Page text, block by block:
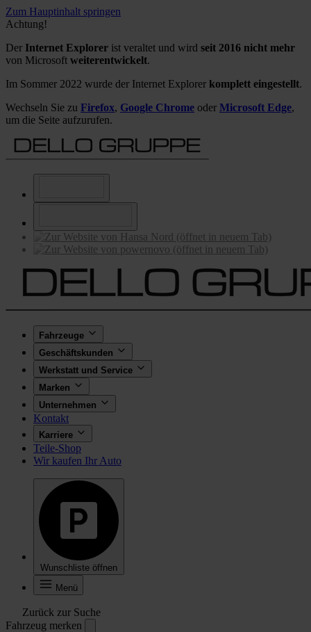
Zum Hauptinhalt springen
Achtung!
Der Internet Explorer ist veraltet und wird seit 2016 nicht mehr
von Microsoft weiterentwickelt.
Im Sommer 2022 wurde der Internet Explorer komplett eingestellt.
Wechseln Sie zu Firefox, Google Chrome oder Microsoft Edge,
um die Seite aufzurufen.
Fahrzeuge
Geschäftskunden
Werkstatt und Service
Marken
Unternehmen
Kontakt
Karriere
Teile-Shop
Wir kaufen Ihr Auto
Wunschliste öffnen
Menü
Zurück zur Suche
Fahrzeug merken